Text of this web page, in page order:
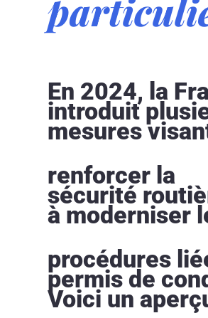
En 2024, la
introduit
mesures
renforcer la
sécurité
à moderniser
procédures
permis de
Voici un